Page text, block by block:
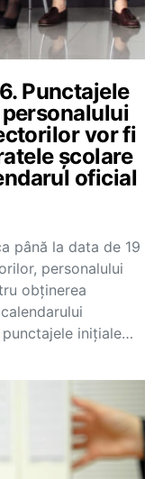
Punctajele
vor fi
școlare
oficial
până la data de 19
personalului
obținerea
inițiale…